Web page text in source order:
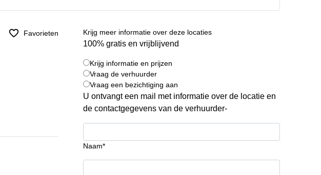
Favorieten Krijg meer informatie over deze locaties
100% gratis en vrijblijvend
Krijg informatie en prijzen
Vraag de verhuurder
Vraag een bezichtiging aan
U ontvangt een mail met informatie over de locatie en
de contactgegevens van de verhuurder-
Naam*